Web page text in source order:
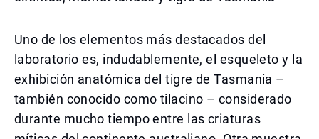
Uno de los elementos más destacados del
laboratorio es, indudablemente, el esqueleto y la
exhibición anatómica del tigre de Tasmania –
también conocido como tilacino – considerado
durante mucho tiempo entre las criaturas